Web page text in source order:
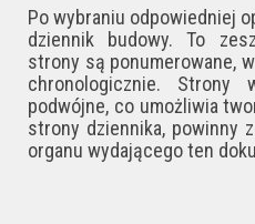
Po wybraniu odpowiedniej
dziennik budowy. To
strony są ponumerowane,
chronologicznie.
podwójne, co umożliwia
strony dziennika, powinny
organu wydającego ten